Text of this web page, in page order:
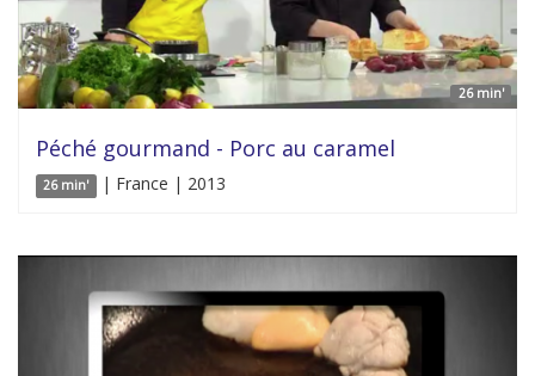
26 min'
Péché gourmand - Porc au caramel
26 min' | France | 2013